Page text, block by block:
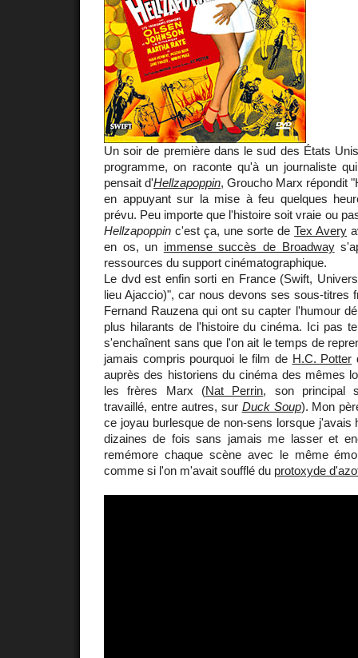
Un soir de première dans le sud des États
programme, on raconte qu'à un journaliste
pensait d'Hellzapoppin, Groucho Marx répondit
en appuyant sur la mise à feu quelques
prévu. Peu importe que l'histoire soit vraie ou
Hellzapoppin c'est ça, une sorte de Tex Avery
en os, un immense succès de Broadway
ressources du support cinématographique.
Le dvd est enfin sorti en France (Swift,
lieu Ajaccio)", car nous devons ses sous-titres
Fernand Rauzena qui ont su capter l'humour
plus hilarants de l'histoire du cinéma. Ici pas
s'enchaînent sans que l'on ait le temps de
jamais compris pourquoi le film de H.C. Potter
auprès des historiens du cinéma des mêmes
les frères Marx (Nat Perrin, son principal
travaillé, entre autres, sur Duck Soup). Mon
ce joyau burlesque de non-sens lorsque j'avais
dizaines de fois sans jamais me lasser et
remémore chaque scène avec le même
comme si l'on m'avait soufflé du protoxyde